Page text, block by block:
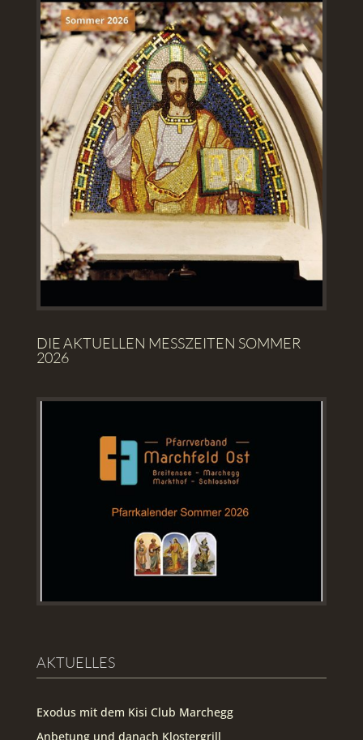
DIE AKTUELLEN MESSZEITEN SOMMER
2026
AKTUELLES
Exodus mit dem Kisi Club Marchegg
Anbetung und danach Klostergrill